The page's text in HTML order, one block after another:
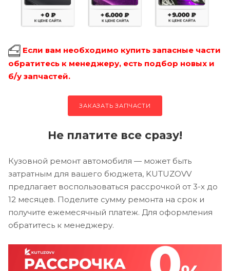
Если вам необходимо купить запасные части
обратитесь к менеджеру, есть подбор новых и
б/у запчастей.
ЗАКАЗАТЬ ЗАПЧАСТИ
Не платите все сразу!
Кузовной ремонт автомобиля — может быть
затратным для вашего бюджета, KUTUZOVV
предлагает воспользоваться рассрочкой от 3-х до
12 месяцев. Поделите сумму ремонта на срок и
получите ежемесячный платеж. Для оформления
обратитесь к менеджеру.